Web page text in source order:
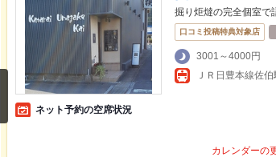
掘り炬燵の完全個室で
口コミ投稿特典対象店
3001～4000円
ＪＲ日豊本線佐
ネット予約の空席状況
カレンダーの